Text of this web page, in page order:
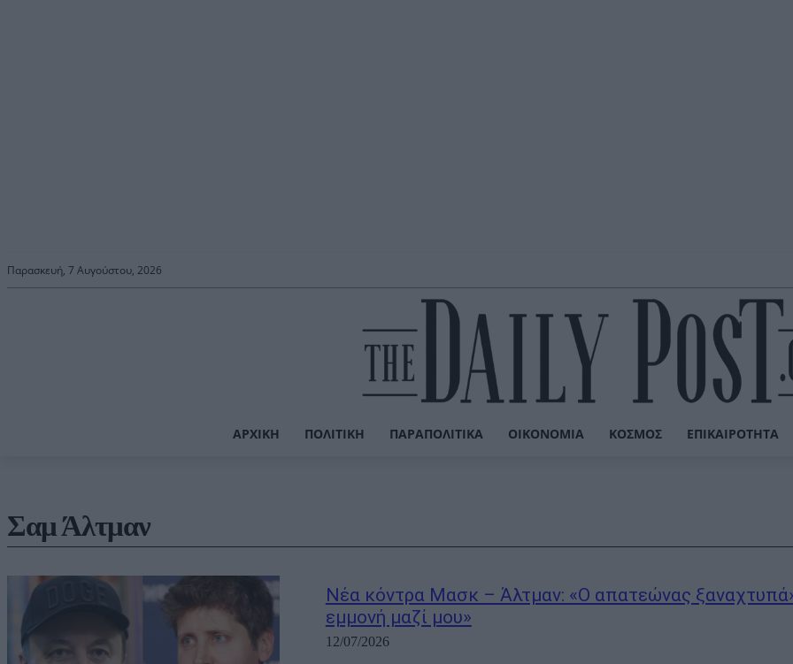
Παρασκευή, 7 Αυγούστου, 2026
ΑΡΧΙΚΉ ΠΟΛΙΤΙΚΉ ΠΑΡΑΠΟΛΙΤΙΚΆ ΟΙΚΟΝΟΜΊΑ ΚΌΣΜΟΣ ΕΠΙΚΑΙΡΌΤΗΤΑ
Σαμ Άλτμαν
Νέα κόντρα Μασκ – Άλτμαν: «Ο απατεώνας
εμμονή μαζί μου»
12/07/2026